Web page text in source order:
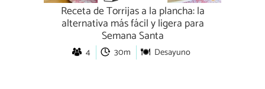
Receta de Torrijas a la plancha: la
alternativa más fácil y ligera para
Semana Santa
4 30m Desayuno